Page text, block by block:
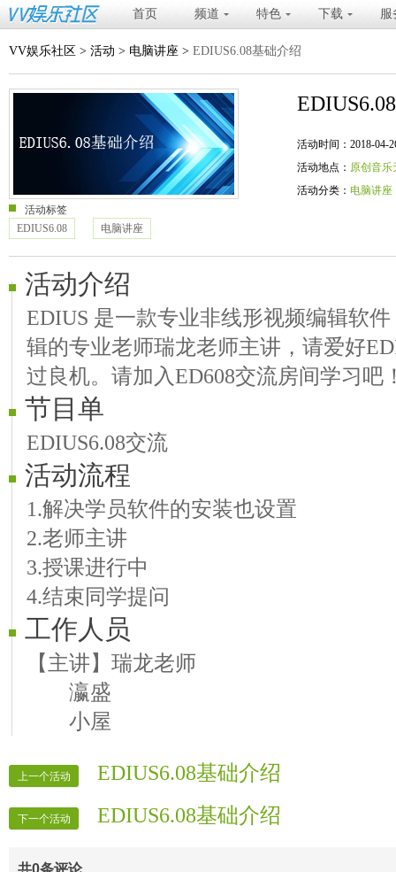
首页 频道 特色 下载 服
VV娱乐社区 > 活动 > 电脑讲座 > EDIUS6.08基础介绍
活动时间：2018-04-
活动地点： 原创音乐
活动分类： 电脑讲座
活动标签
EDIUS6.08
电脑讲座
活动介绍
EDIUS 是一款专业非线形视频编辑软
辑的专业老师瑞龙老师主讲，请爱好
过良机。请加入ED608交流房间学习吧
节目单
EDIUS6.08交流
活动流程
1.解决学员软件的安装也设置
2.老师主讲
3.授课进行中
4.结束同学提问
工作人员
【主讲】瑞龙老师
瀛盛
小屋
上一个活动 EDIUS6.08基础介绍
下一个活动 EDIUS6.08基础介绍
共0条评论